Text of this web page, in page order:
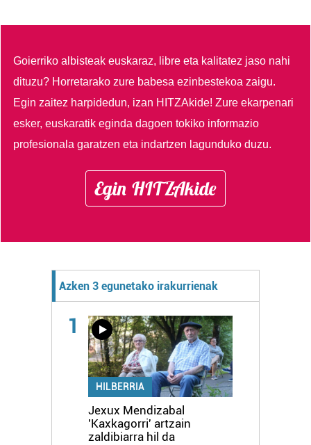
Goierriko albisteak euskaraz, libre eta kalitatez jaso nahi
dituzu? Horretarako zure babesa ezinbestekoa zaigu.
Egin zaitez harpidedun, izan HITZAkide!Zure ekarpenari
esker, euskaratik eginda dagoen tokiko informazio
profesionala garatzen eta indartzen lagunduko duzu.
Egin HITZAkide
Azken 3 egunetako irakurrienak
1
HILBERRIA
Jexux Mendizabal
'Kaxkagorri' artzain
zaldibiarra hil da